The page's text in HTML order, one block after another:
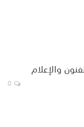
والإعلام